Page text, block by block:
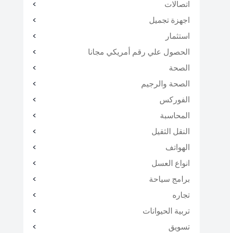
اتصالات
اجهزة تجميل
استثمار
الحصول علي رقم أمريكي مجانا
الصحة
الصحة والرجيم
الفوركس
المحاسبة
النقل الثقيل
الهواتف
انواع العسل
برامج سياحة
تجاره
تربية الحيوانات
تسويق